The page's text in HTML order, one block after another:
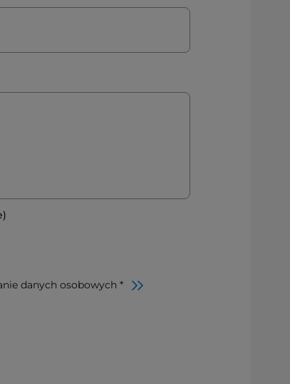
danych osobowych *